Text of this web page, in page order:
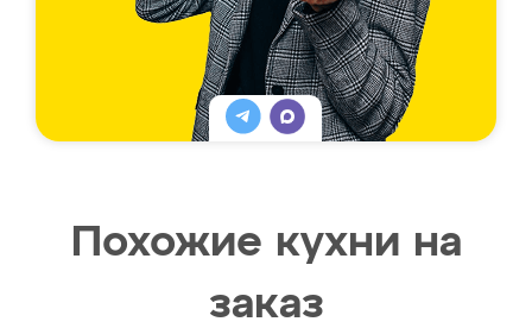
Похожие кухни на
заказ